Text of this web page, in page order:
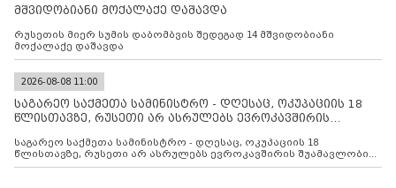
მშვიდობიანი მოქალაქე დაშავდა
რუსეთის მიერ სუმის დაბომბვის შედეგად 14 მშვიდობიანი
მოქალაქე დაშავდა
2026-08-08 11:00
საგარეო საქმეთა სამინისტრო - დღესაც, ოკუპაციის 18
წლისთავზე, რუსეთი არ ასრულებს ევროკავშირის
საგარეო საქმეთა სამინისტრო - დღესაც, ოკუპაციის 18
წლისთავზე, რუსეთი არ ასრულებს ევროკავშირის შუამავლობით
დადებულ 2008 წლის 12 აგვისტოს ცეცხლის შეწყვეტის